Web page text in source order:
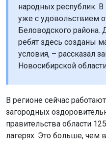
народных республик.
уже с удовольствием
Беловодского
ребят здесь созданы
условия, – рассказал
Новосибирской
В регионе сейчас
загородных
правительства области
лагерях. Это больше, чем